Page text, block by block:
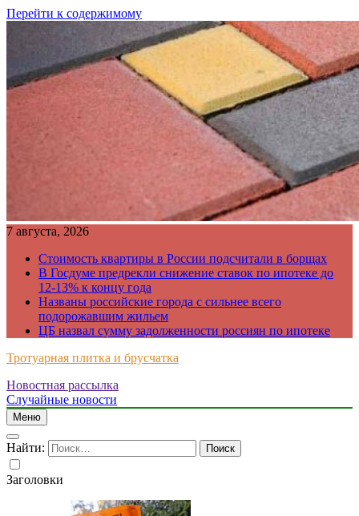
Перейти к содержимому
7 августа, 2026
Стоимость квартиры в России подсчитали в борщах
В Госдуме предрекли снижение ставок по ипотеке до
12-13% к концу года
Названы российские города с сильнее всего
подорожавшим жильем
ЦБ назвал сумму задолженности россиян по ипотеке
Тротуарная плитка и брусчатка
Just another WordPress site
Новостная рассылка
Случайные новости
Меню
Найти:
Заголовки